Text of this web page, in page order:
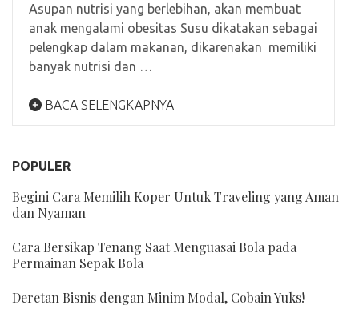
Asupan nutrisi yang berlebihan, akan membuat
anak mengalami obesitas Susu dikatakan sebagai
pelengkap dalam makanan, dikarenakan memiliki
banyak nutrisi dan …
BACA SELENGKAPNYA
POPULER
Begini Cara Memilih Koper Untuk Traveling yang Aman
dan Nyaman
Cara Bersikap Tenang Saat Menguasai Bola pada
Permainan Sepak Bola
Deretan Bisnis dengan Minim Modal, Cobain Yuks!